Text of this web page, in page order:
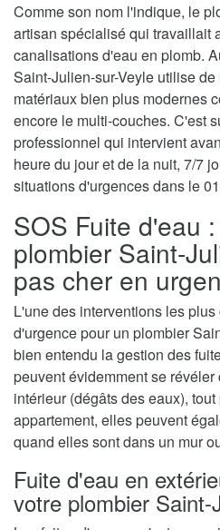
Comme son nom l'indique, le
artisan spécialisé qui travaillait
canalisations d'eau en plomb.
Saint-Julien-sur-Veyle utilise
matériaux bien plus modernes
encore le multi-couches. C'est
professionnel qui intervient
heure du jour et de la nuit, 7/7
situations d'urgences dans le
SOS Fuite d'eau
plombier Saint-
pas cher en
L'une des interventions les
d'urgence pour un plombier
bien entendu la gestion des
peuvent évidemment se
intérieur (dégâts des eaux),
appartement, elles peuvent
quand elles sont dans un mur
Fuite d'eau en
votre plombier Saint-